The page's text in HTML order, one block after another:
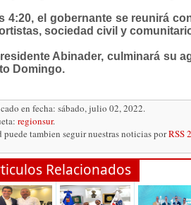
4:20, el gobernante se reunirá
sociedad civil y
Abinader, culminará su
Domingo.
en fecha: sábado, julio 02, 2022.
regionsur.
puede tambien seguir nuestras noticias porRSS
Relacionados